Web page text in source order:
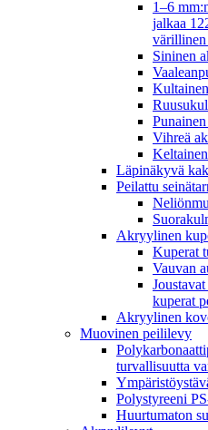
1–6
jalkaa
Sininen
Vihreä
Läpinäkyvä
Peilattu
Akryylinen
Kuperat
Vauvan
kuperat
Akryylinen
Muovinen peililevy
turvallisuutta
Polystyreeni
Huurtumaton